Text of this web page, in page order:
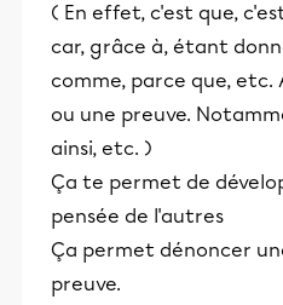
( En effet, c'est que,
car, grâce à, étant
comme, parce que,
ou une preuve.
ainsi, etc. )
Ça te permet de
pensée de l'autres
Ça permet dénoncer
preuve.